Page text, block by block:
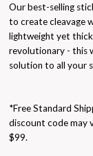
Our best-selling
to create cleavage
lightweight yet
revolutionary - this
solution to all your
*Free Standard
discount code may
$99.